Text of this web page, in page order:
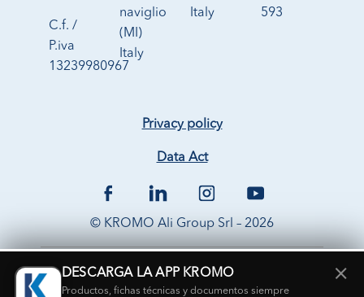
C.f. /
P.iva
13239980967
naviglio
(MI)
Italy
Italy
593
Privacy policy
Data Act
© KROMO Ali Group Srl – 2026
DESCARGA LA APP KROMO
Productos, fichas técnicas y documentos siempre
×